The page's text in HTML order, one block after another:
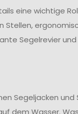
eine wichtige
Segelrevier
Segeljacken
dem Wasser.